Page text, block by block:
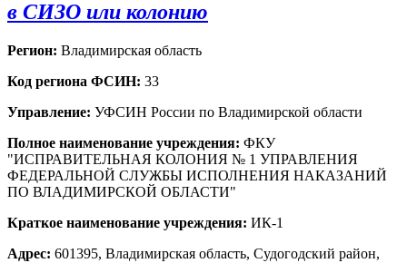
в СИЗО или колонию
Регион: Владимирская область
Код региона ФСИН: 33
Управление: УФСИН России по Владимирской области
Полное наименование учреждения: ФКУ
"ИСПРАВИТЕЛЬНАЯ КОЛОНИЯ № 1 УПРАВЛЕНИЯ
ФЕДЕРАЛЬНОЙ СЛУЖБЫ ИСПОЛНЕНИЯ НАКАЗАНИЙ
ПО ВЛАДИМИРСКОЙ ОБЛАСТИ"
Краткое наименование учреждения: ИК-1
Адрес: 601395, Владимирская область, Судогодский район,